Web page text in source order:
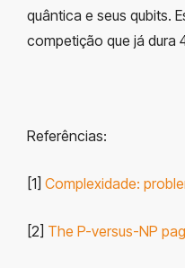
quântica e seus qubits.
competição que já dura
Referências:
[1] Complexidade:
[2] The P-versus-NP